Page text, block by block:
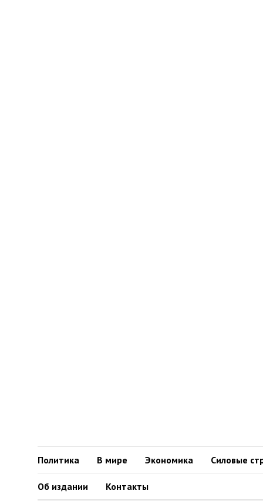
Политика В мире Экономика Силовые
Об издании Контакты